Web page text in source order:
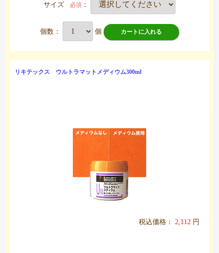
サイズ 必須 ：
個数： 個 カートに入れる
リキテックス ウルトラマットメディウム300ml
税込価格： 2,112 円